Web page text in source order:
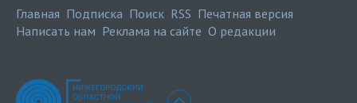
Главная Подписка Поиск RSS Печатная версия
Написать нам Реклама на сайте О редакции